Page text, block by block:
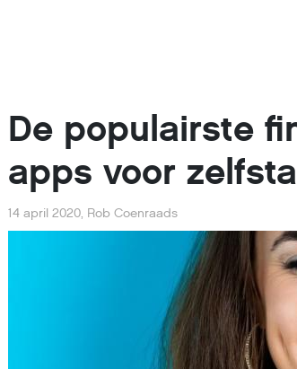
De populairste
apps voor
14 april 2020, Rob Coenraads